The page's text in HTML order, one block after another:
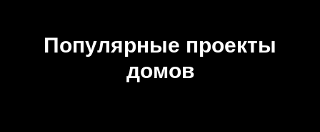
Популярные проекты
домов